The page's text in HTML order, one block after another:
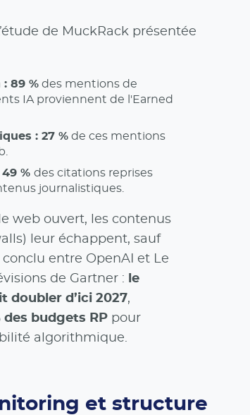
de MuckRack présentée
: 89 % des mentions de
IA proviennent de l'Earned
: 27 % de ces mentions
% des citations reprises
journalistiques.
web ouvert, les contenus
leur échappent, sauf
entre OpenAI et Le
de Gartner :
le
doubler d’ici 2027,
des budgets RP pour
algorithmique.
et structure